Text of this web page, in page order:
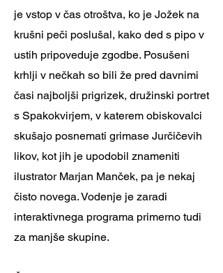
je vstop v čas otroštva, ko je Jožek na
krušni peči poslušal, kako ded s pipo v
ustih pripoveduje zgodbe. Posušeni
krhlji v nečkah so bili že pred davnimi
časi najboljši prigrizek, družinski portret
s Spakokvirjem, v katerem obiskovalci
skušajo posnemati grimase Jurčičevih
likov, kot jih je upodobil znameniti
ilustrator Marjan Manček, pa je nekaj
čisto novega. Vodenje je zaradi
interaktivnega programa primerno tudi
za manjše skupine.